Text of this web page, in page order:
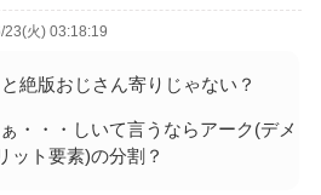
火) 03:18:19
絶版おじさん寄りじゃない？
・・・しいて言うならアーク(デメ
ット要素)の分割？